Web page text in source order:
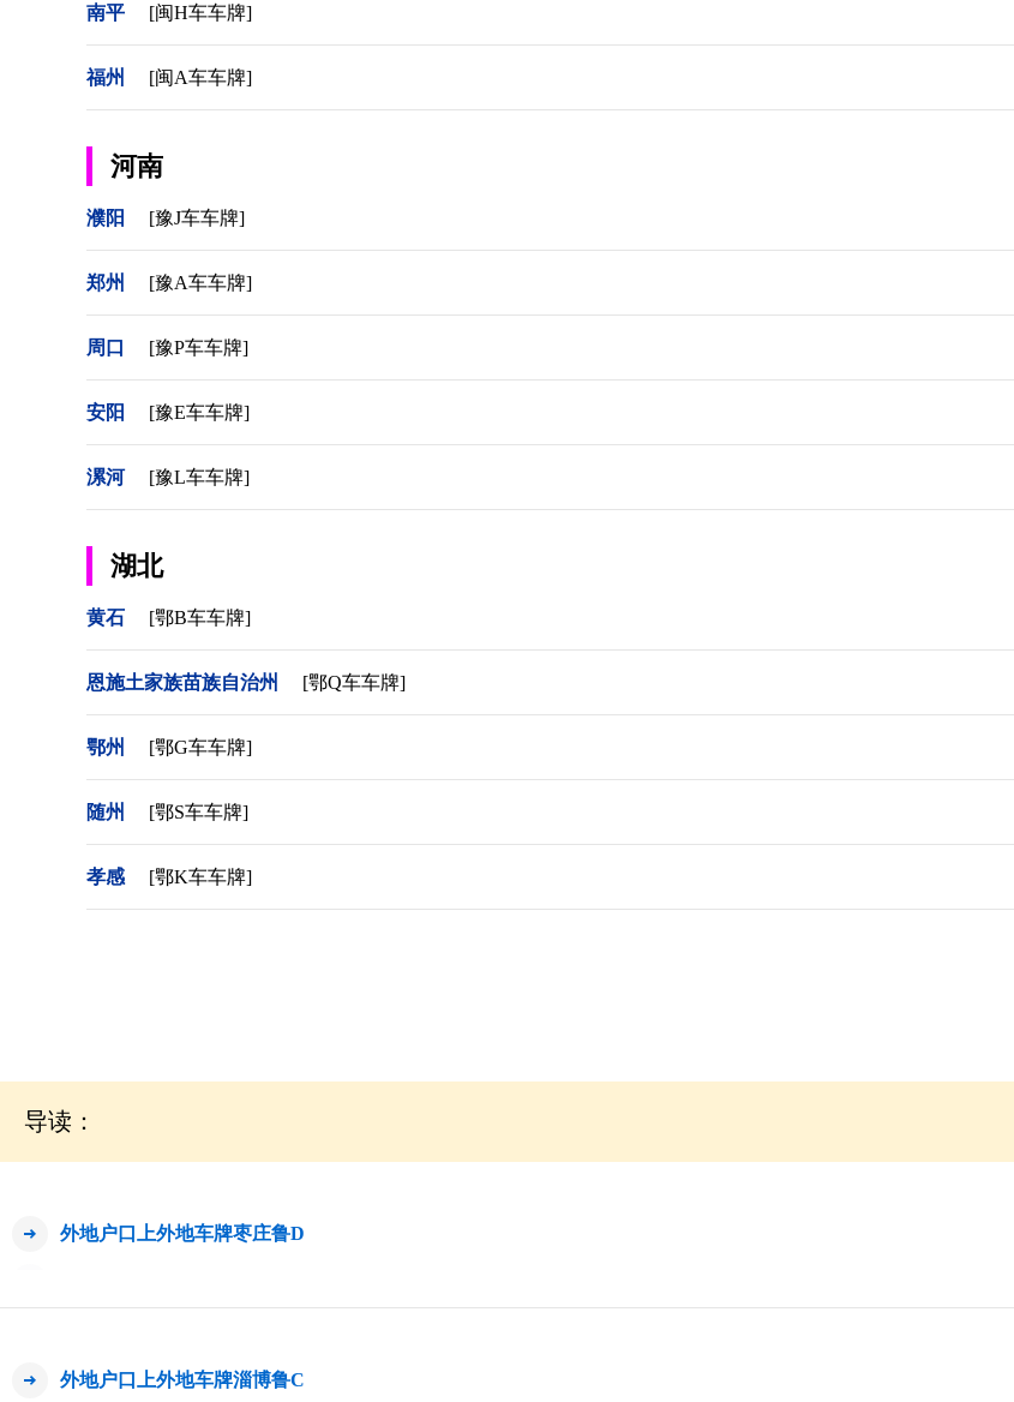
南平 [闽H车车牌]
福州 [闽A车车牌]
河南
濮阳 [豫J车车牌]
郑州 [豫A车车牌]
周口 [豫P车车牌]
安阳 [豫E车车牌]
漯河 [豫L车车牌]
湖北
黄石 [鄂B车车牌]
恩施土家族苗族自治州 [鄂Q车车牌]
鄂州 [鄂G车车牌]
随州 [鄂S车车牌]
孝感 [鄂K车车牌]
导读：
外地户口上外地车牌枣庄鲁D
外地户口上外地车牌淄博鲁C